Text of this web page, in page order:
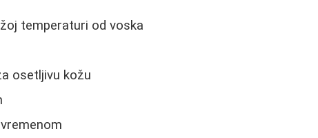
temperaturi od voska
osetljivu kožu